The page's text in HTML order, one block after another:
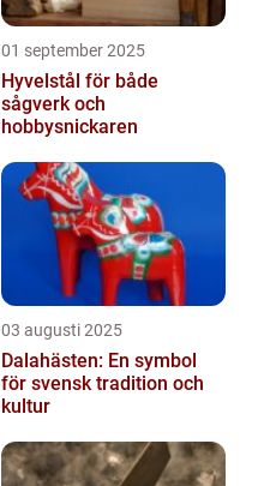
01 september 2025
Hyvelstål för både
sågverk och
hobbysnickaren
03 augusti 2025
Dalahästen: En symbol
för svensk tradition och
kultur